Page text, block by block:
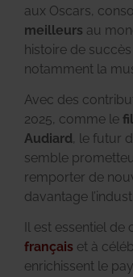
aux Oscars,
meilleurs au
histoire de
notamment la
Avec des
2025, comme le
Audiard, le futur
semble
remporter de
davantage
Il est essentiel de
français et à
enrichissent le